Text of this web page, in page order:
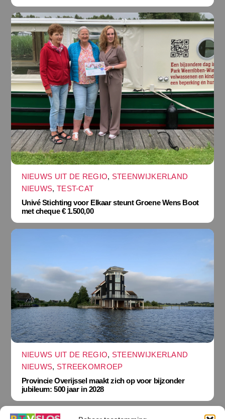
NIEUWS UIT DE REGIO, STEENWIJKERLAND
NIEUWS, TEST-CAT
Univé Stichting voor Elkaar steunt Groene Wens Boot
met cheque € 1.500,00
NIEUWS UIT DE REGIO, STEENWIJKERLAND
NIEUWS, STREEKOMROEP
Provincie Overijssel maakt zich op voor bijzonder
jubileum: 500 jaar in 2028